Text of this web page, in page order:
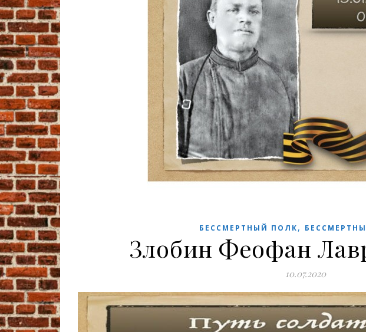
БЕССМЕРТНЫЙ ПОЛК,
Злобин Феофан
10.07.2020